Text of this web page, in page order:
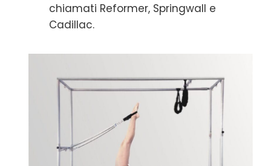
chiamati Reformer, Springwall e
Cadillac.